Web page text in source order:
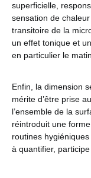
superficielle,
sensation de
transitoire de la
un effet tonique et
en particulier le
Enfin, la dimension
mérite d’être prise
l’ensemble de la
réintroduit une
routines
à quantifier,